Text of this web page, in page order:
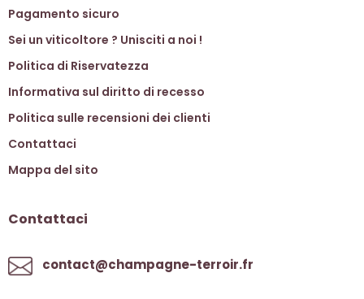
Pagamento sicuro
Sei un viticoltore ? Unisciti a noi !
Politica di Riservatezza
Informativa sul diritto di recesso
Politica sulle recensioni dei clienti
Contattaci
Mappa del sito
Contattaci
contact@champagne-terroir.fr